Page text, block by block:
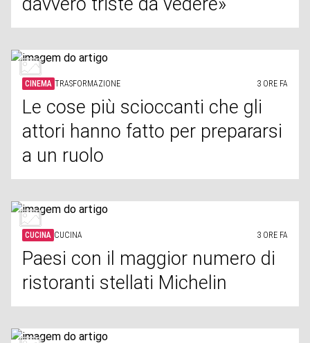
CINEMA TRASFORMAZIONE 3 ORE FA
Le cose più scioccanti che gli
attori hanno fatto per prepararsi
a un ruolo
CUCINA CUCINA 3 ORE FA
Paesi con il maggior numero di
ristoranti stellati Michelin